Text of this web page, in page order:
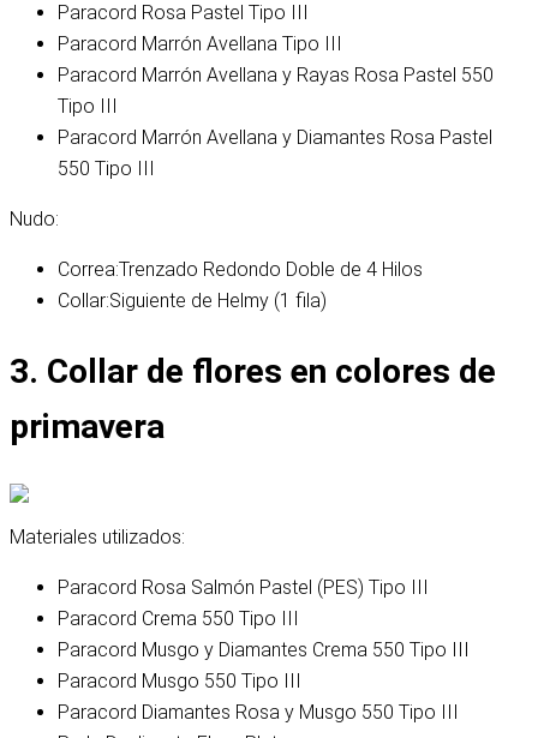
Paracord Rosa Pastel Tipo III
Paracord Marrón Avellana Tipo III
Paracord Marrón Avellana y Rayas Rosa Pastel 550
Tipo III
Paracord Marrón Avellana y Diamantes Rosa Pastel
550 Tipo III
Nudo:
Correa:Trenzado Redondo Doble de 4 Hilos
Collar:Siguiente de Helmy (1 fila)
3. Collar de flores en colores de
primavera
Materiales utilizados:
Paracord Rosa Salmón Pastel (PES) Tipo III
Paracord Crema 550 Tipo III
Paracord Musgo y Diamantes Crema 550 Tipo III
Paracord Musgo 550 Tipo III
Paracord Diamantes Rosa y Musgo 550 Tipo III